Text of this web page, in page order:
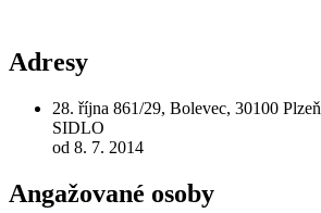
Adresy
28. října 861/29, Bolevec, 30100 Plzeň
SIDLO
od 8. 7. 2014
Angažované osoby